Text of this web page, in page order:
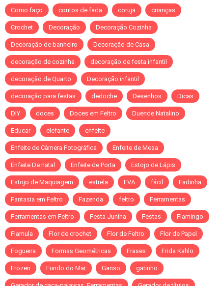
Como faço contos de fada coruja crianças
Crochet Decoração Decoração Cozinha
Decoração de banheiro Decoração de Casa
decoração de cozinha decoração de festa infantil
decoração de Quarto Decoração infantil
decoração para festas dedoche Desenhos Dicas
DIY doces Doces em Feltro Duende Natalino
Educar elefante enfeite
Enfeite de Câmera Fotográfica Enfeite de Mesa
Enfeite De natal Enfeite de Porta Estojo de Lápis
Estojo de Maquiagem estrela EVA fácil Fadinha
Fantasia em Feltro Fazenda feltro Ferramentas
Ferramentas em Feltro Festa Junina Festas Flamingo
Flamula Flor de crochet Flor de Feltro Flor de Papel
Fogueira Formas Geométricas Frases Frida Kahlo
Frozen Fundo do Mar Ganso gatinho